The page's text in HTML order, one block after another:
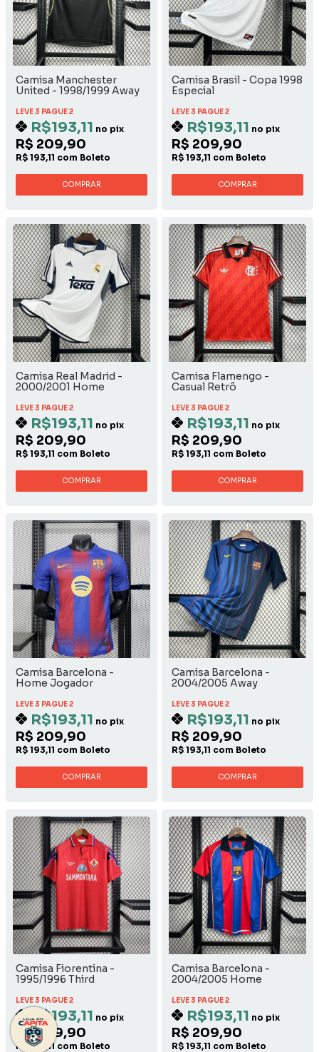
Camisa Manchester
United - 1998/1999 Away
LEVE 3 PAGUE 2
R$193,11 no pix
R$ 209,90
R$ 193,11 com Boleto
COMPRAR
Camisa Brasil - Copa 1998
Especial
LEVE 3 PAGUE 2
R$193,11 no pix
R$ 209,90
R$ 193,11 com Boleto
COMPRAR
Camisa Real Madrid -
2000/2001 Home
LEVE 3 PAGUE 2
R$193,11 no pix
R$ 209,90
R$ 193,11 com Boleto
COMPRAR
Camisa Flamengo -
Casual Retrô
LEVE 3 PAGUE 2
R$193,11 no pix
R$ 209,90
R$ 193,11 com Boleto
COMPRAR
Camisa Barcelona -
Home Jogador
LEVE 3 PAGUE 2
R$193,11 no pix
R$ 209,90
R$ 193,11 com Boleto
COMPRAR
Camisa Barcelona -
2004/2005 Away
LEVE 3 PAGUE 2
R$193,11 no pix
R$ 209,90
R$ 193,11 com Boleto
COMPRAR
Camisa Fiorentina -
1995/1996 Third
LEVE 3 PAGUE 2
R$193,11 no pix
R$ 209,90
R$ 193,11 com Boleto
Camisa Barcelona -
2004/2005 Home
LEVE 3 PAGUE 2
R$193,11 no pix
R$ 209,90
R$ 193,11 com Boleto